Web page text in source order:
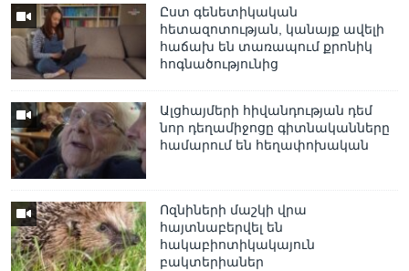
Ըստ գենետիկական
հետազոտության, կանայք ավելի
հաճախ են տառապում քրոնիկ
հոգնածությունից
Ալցհայմերի հիվանդության դեմ
նոր դեղամիջոցը գիտնականները
համարում են հեղափոխական
Ոզնիների մաշկի վրա
հայտնաբերվել են
հակաբիոտիկակայուն
բակտերիաներ